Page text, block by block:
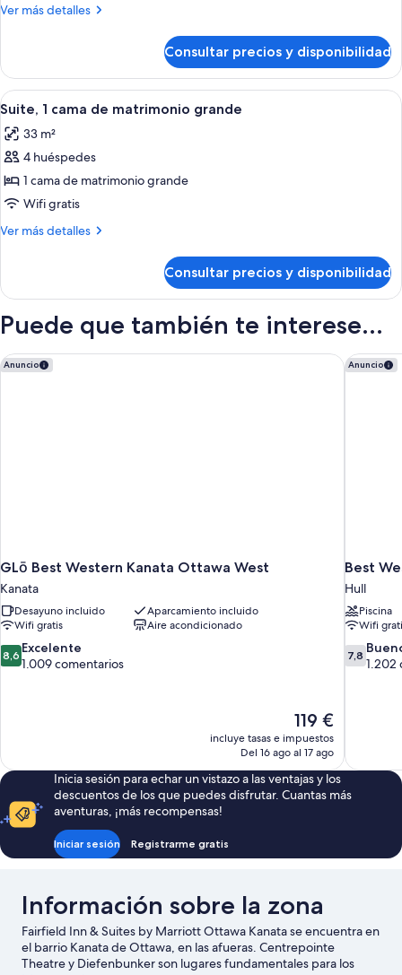
matrimonio
grande
Ver más detalles
Más
1
cama
de
grande
Consultar precios y disponibilidad
Abrir
todas
las
fotos
de
Suite,
1
matrimonio
grande
Habitación de hotel con una cama
5
Suite, 1 cama de matrimonio grande
33 m²
4 huéspedes
1 cama de matrimonio grande
Wifi gratis
Ver más detalles
Más
1
de
grande
Consultar precios y disponibilidad
Puede que también te interese...
Anuncio
GLō Best Western Kanata Ottawa West
Kanata
Desayuno incluido
Aparcamiento incluido
Wifi gratis
Aire acondicionado
8.6
sobre
8,6 Excelente
1.009 comentarios
El
precio
actual
de
119 €
119 €
incluye tasas e impuestos
Del 16 ago al 17 ago
GLō Best Western Kanata Ottawa West Anuncio
Best
Hull
Piscina
Wifi
7.8
sobre
7,8
1.202
Best
Inicia sesión para echar un vistazo a las ventajas y los
descuentos de los que puedes disfrutar. Cuantas más
aventuras, ¡más recompensas!
Iniciar sesión Registrarme gratis
Información sobre la zona
Fairfield Inn & Suites by Marriott Ottawa Kanata se encuentra en
el barrio Kanata de Ottawa, en las afueras. Centrepointe
Theatre y Diefenbunker son lugares fundamentales para los